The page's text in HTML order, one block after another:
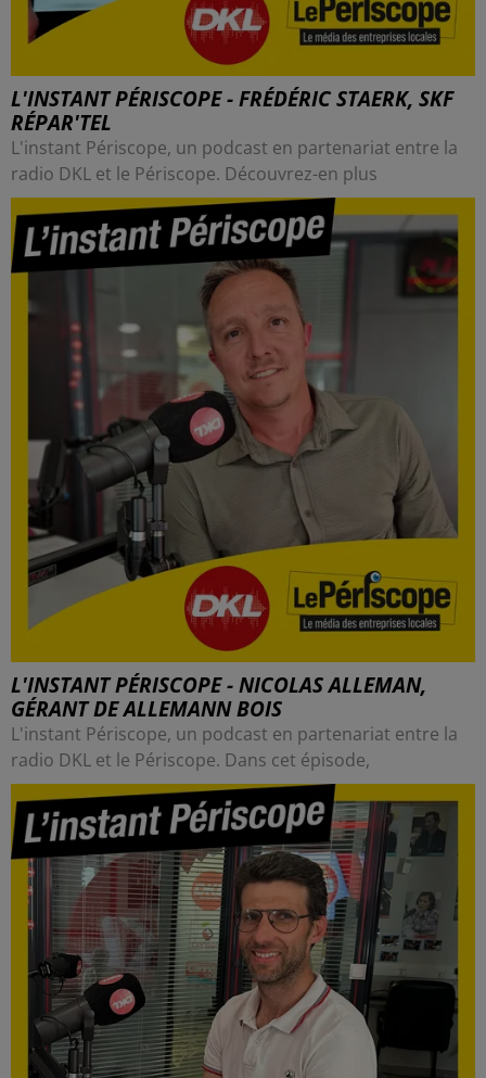
L'INSTANT PÉRISCOPE - FRÉDÉRIC STAERK, SKF
RÉPAR'TEL
L'instant Périscope, un podcast en partenariat entre la
radio DKL et le Périscope. Découvrez-en plus
L'INSTANT PÉRISCOPE - NICOLAS ALLEMAN,
GÉRANT DE ALLEMANN BOIS
L'instant Périscope, un podcast en partenariat entre la
radio DKL et le Périscope. Dans cet épisode,